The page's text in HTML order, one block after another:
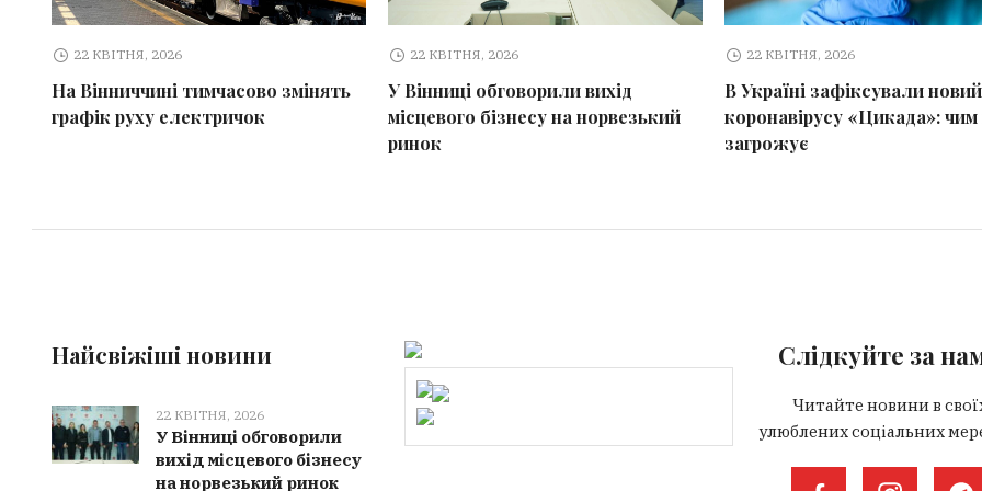
22 КВІТНЯ, 2026
На Вінниччині тимчасово змінять
графік руху електричок
22 КВІТНЯ, 2026
У Вінниці обговорили вихід
місцевого бізнесу на норвезький
ринок
22 КВІТНЯ, 2026
В Україні зафіксували
коронавірусу «Цикада»: чим
загрожує
Найсвіжіші новини
22 КВІТНЯ, 2026
У Вінниці обговорили
вихід місцевого бізнесу
на норвезький ринок
Слідкуйте за
Читайте новини в
улюблених соціальних